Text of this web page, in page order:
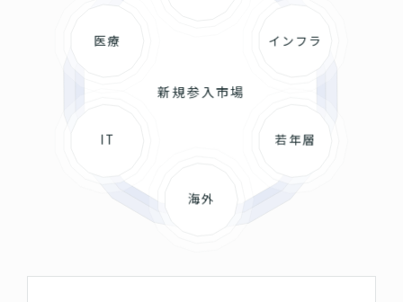
新規参入市場
インフラ
若年層
海外
IT
医療